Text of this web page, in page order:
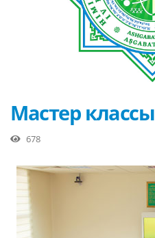
Мастер классы
678